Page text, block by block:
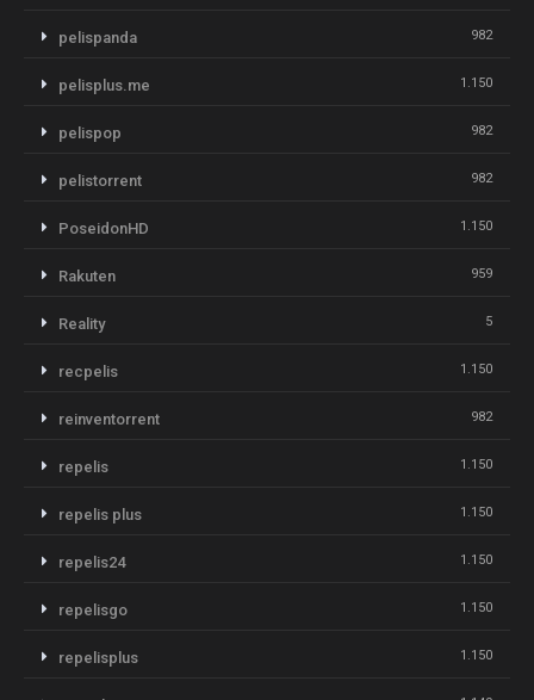
pelispanda 982
pelisplus.me 1.150
pelispop 982
pelistorrent 982
PoseidonHD 1.150
Rakuten 959
Reality 5
recpelis 1.150
reinventorrent 982
repelis 1.150
repelis plus 1.150
repelis24 1.150
repelisgo 1.150
repelisplus 1.150